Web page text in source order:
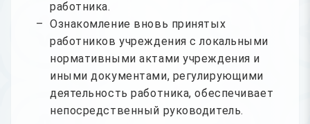
работника.
Ознакомление вновь принятых
работников учреждения с локальными
нормативными актами учреждения и
иными документами, регулирующими
деятельность работника, обеспечивает
непосредственный руководитель.